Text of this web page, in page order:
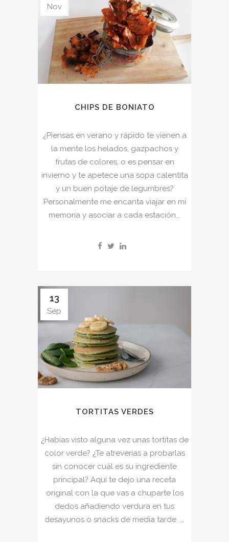
Nov
CHIPS DE BONIATO
¿Piensas en verano y rápido te vienen a
la mente los helados, gazpachos y
frutas de colores, o es pensar en
invierno y te apetece una sopa calentita
y un buen potaje de legumbres?
Personalmente me encanta viajar en mi
memoria y asociar a cada estación...
13
Sep
TORTITAS VERDES
¿Habías visto alguna vez unas tortitas de
color verde? ¿Te atreverías a probarlas
sin conocer cuál es su ingrediente
principal? Aquí te dejo una receta
original con la que vas a chuparte los
dedos añadiendo verdura en tus
desayunos o snacks de media tarde. ...